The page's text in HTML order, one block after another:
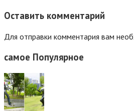
Оставить комментарий
Для отправки комментария вам
самое Популярное